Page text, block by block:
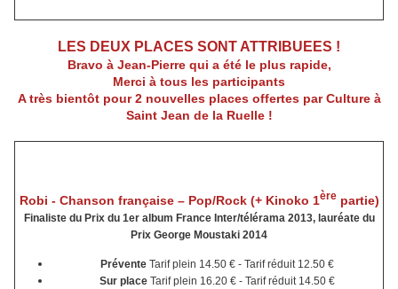
LES DEUX PLACES SONT ATTRIBUEES !
Bravo à Jean-Pierre qui a été le plus rapide,
Merci à tous les participants
A très bientôt pour 2 nouvelles places offertes par Culture à
Saint Jean de la Ruelle !
Robi - Chanson française – Pop/Rock (+ Kinoko 1èrepartie)
Finaliste du Prix du 1er album France Inter/télérama 2013, lauréate du
Prix George Moustaki 2014
PréventeTarif plein 14.50 € - Tarif réduit 12.50 €
Sur placeTarif plein 16.20 € - Tarif réduit 14.50 €